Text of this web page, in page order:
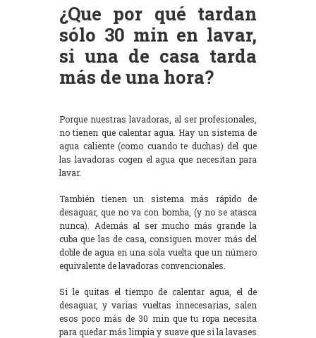
¿Que por qué tardan
sólo 30 min en lavar,
si una de casa tarda
más de una hora?
Porque nuestras lavadoras, al ser profesionales,
no tienen que calentar agua. Hay un sistema de
agua caliente (como cuando te duchas) del que
las lavadoras cogen el agua que necesitan para
lavar.
También tienen un sistema más rápido de
desaguar, que no va con bomba, (y no se atasca
nunca). Además al ser mucho más grande la
cuba que las de casa, consiguen mover más del
doble de agua en una sola vuelta que un número
equivalente de lavadoras convencionales.
Si le quitas el tiempo de calentar agua, el de
desaguar, y varias vueltas innecesarias, salen
esos poco más de 30 min que tu ropa necesita
para quedar más limpia y suave que si la lavases